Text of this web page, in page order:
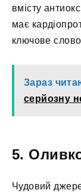
вмісту
має
ключове
Зараз
серйозну
5.
Чудовий